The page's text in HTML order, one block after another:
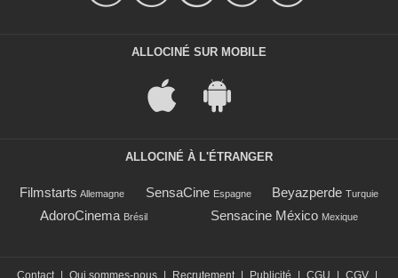
ALLOCINÉ SUR MOBILE
ALLOCINÉ À L'ÉTRANGER
Filmstarts Allemagne SensaCine Espagne Beyazperde Turquie
AdoroCinema Brésil Sensacine México Mexique